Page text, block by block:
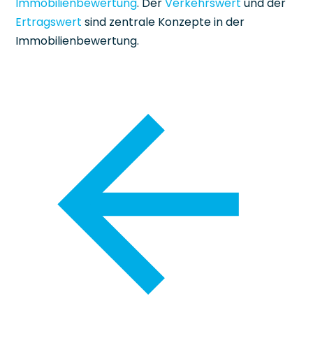
Ertragswert sind zentrale Konzepte in der
Immobilienbewertung.